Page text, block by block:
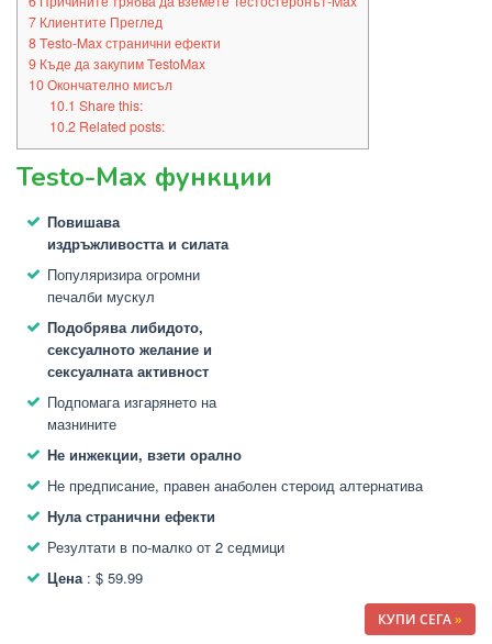
7 Клиентите Преглед
8Testo-Max странични ефекти
9 Къде да закупим TestoMax
10Окончателно мисъл
10.1 Share this:
10.2Related posts:
Testo-Max функции
Повишава
издръжливостта и силата
Популяризира огромни
печалби мускул
Подобрява либидото,
сексуалното желание и
сексуалната активност
Подпомага изгарянето на
мазнините
Не инжекции, взети орално
Не предписание, правен анаболен стероид алтернатива
Нула странични ефекти
Резултати в по-малко от 2 седмици
Цена: $ 59.99
КУПИ СЕГА»